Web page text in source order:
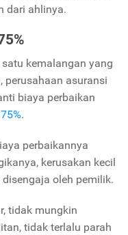
dari ahlinya.
kemalangan yang
perusahaan asuransi
biaya perbaikan
.
perbaikannya
kerusakan kecil
oleh pemilik.
tidak mungkin
tidak terlalu parah